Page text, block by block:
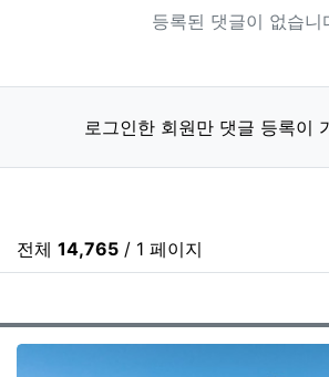
등록된 댓글이 없습니
로그인한 회원만 댓글 등록이
전체 14,765 / 1 페이지